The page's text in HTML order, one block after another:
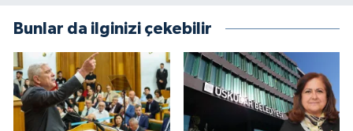
Bunlar da ilginizi çekebilir